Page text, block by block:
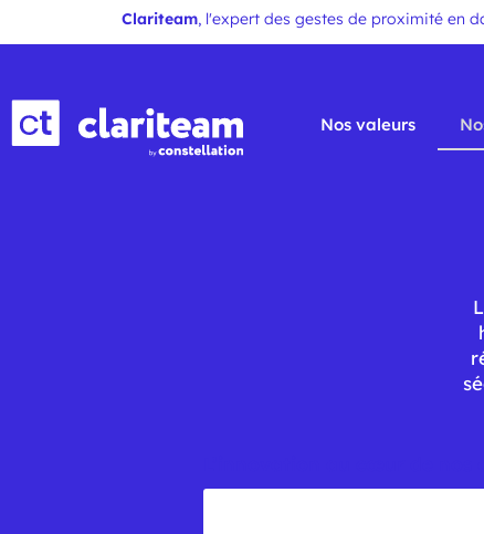
Clariteam, l'expert des gestes de proximité en
Nos valeurs